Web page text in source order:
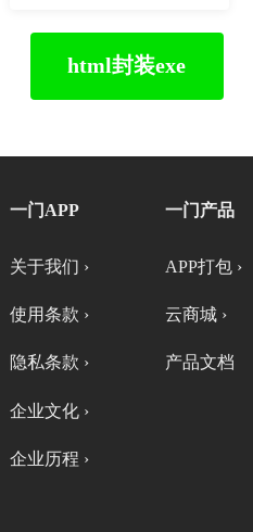
html封装exe
一门APP
关于我们 ›
使用条款 ›
隐私条款 ›
企业文化 ›
企业历程 ›
一门产品
APP打包 ›
云商城 ›
产品文档